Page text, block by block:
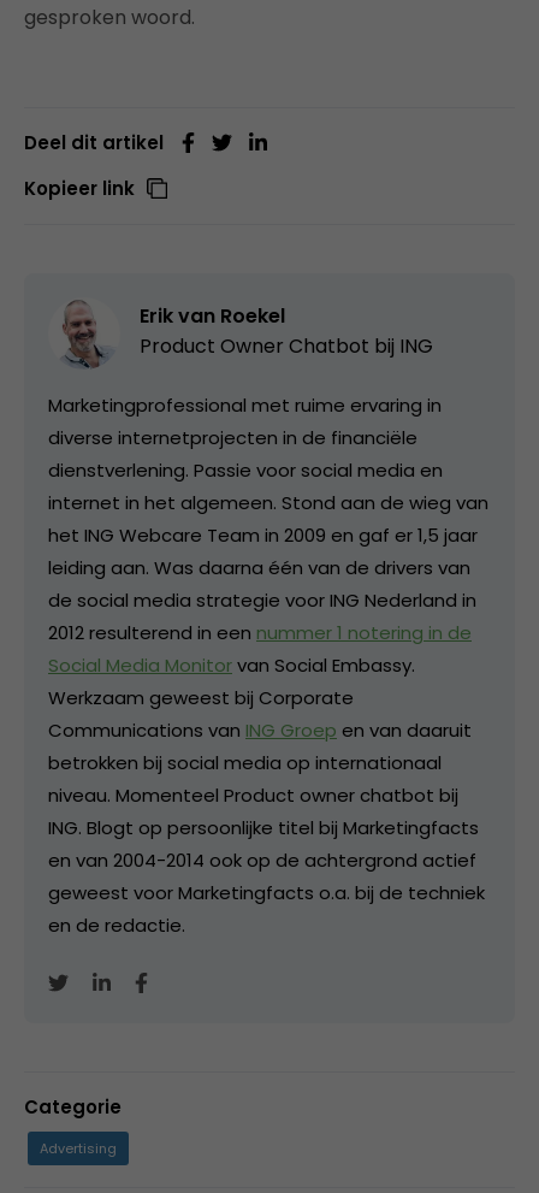
gesproken woord.
Deel dit artikel
Kopieer link
Erik van Roekel
Product Owner Chatbot bij ING
Marketingprofessional met ruime ervaring in
diverse internetprojecten in de financiële
dienstverlening. Passie voor social media en
internet in het algemeen. Stond aan de wieg van
het ING Webcare Team in 2009 en gaf er 1,5 jaar
leiding aan. Was daarna één van de drivers van
de social media strategie voor ING Nederland in
2012 resulterend in een nummer 1 notering in de
Social Media Monitorvan Social Embassy.
Werkzaam geweest bij Corporate
Communications van ING Groep en van daaruit
betrokken bij social media op internationaal
niveau. Momenteel Product owner chatbot bij
ING. Blogt op persoonlijke titel bij Marketingfacts
en van 2004-2014 ook op de achtergrond actief
geweest voor Marketingfacts o.a. bij de techniek
en de redactie.
Categorie
Advertising